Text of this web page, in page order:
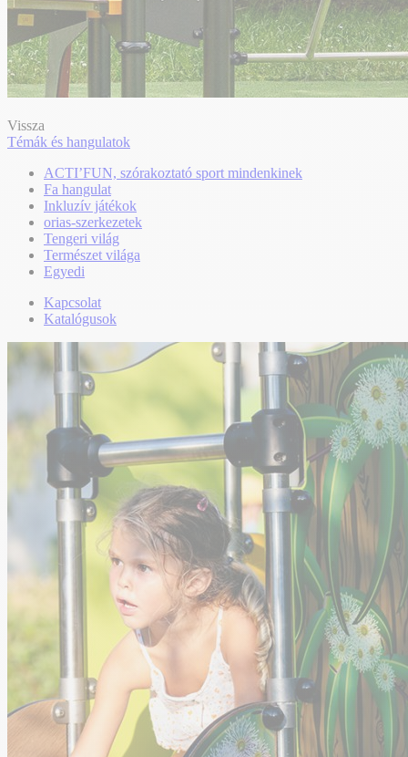
Vissza
Témák és hangulatok
ACTI’FUN, szórakoztató sport mindenkinek
Fa hangulat
Inkluzív játékok
orias-szerkezetek
Tengeri világ
Természet világa
Egyedi
Kapcsolat
Katalógusok